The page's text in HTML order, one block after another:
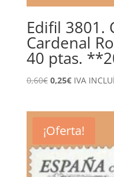
Edifil 3801.
Cardenal
40 ptas.
0,60€ El
0,60€.
0,25€El
0,25€.
IVA
¡Oferta!